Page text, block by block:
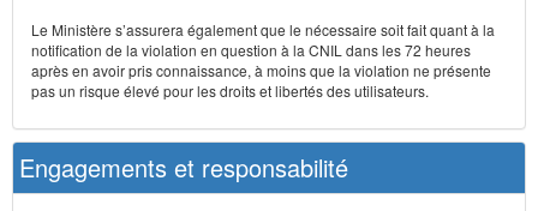
Le Ministère s’assurera également que le nécessaire soit fait quant à la
notification de la violation en question à la CNIL dans les 72 heures
après en avoir pris connaissance, à moins que la violation ne présente
pas un risque élevé pour les droits et libertés des utilisateurs.
Engagements et responsabilité